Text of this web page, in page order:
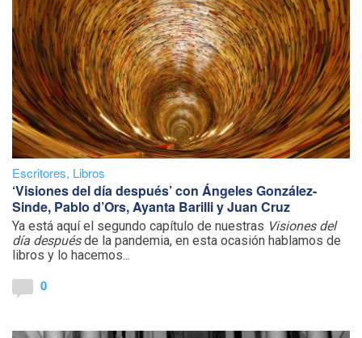
Escritores, Libros
‘Visiones del día después’ con Ángeles González-
Sinde, Pablo d’Ors, Ayanta Barilli y Juan Cruz
Ya está aquí el segundo capítulo de nuestras Visiones del
día despuésde la pandemia, en esta ocasión hablamos de
libros y lo hacemos...
0